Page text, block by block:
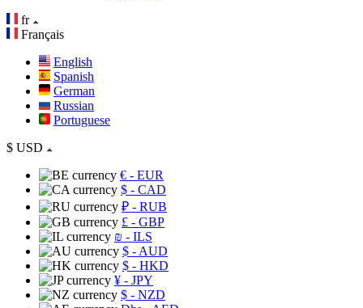
fr
Français
English
Spanish
German
Russian
Portuguese
$ USD
€ - EUR
$ - CAD
₽ - RUB
£ - GBP
₪ - ILS
$ - AUD
$ - HKD
¥ - JPY
$ - NZD